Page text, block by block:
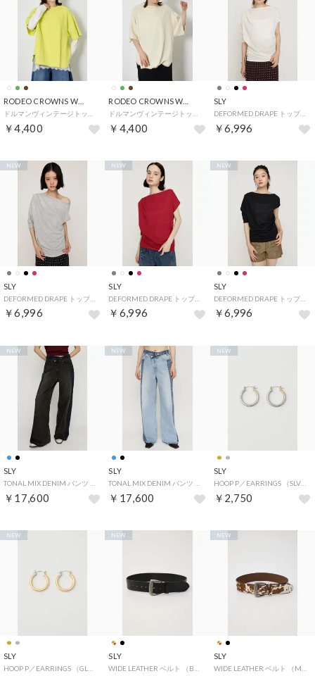
￥4,400 ￥4,400
SLY
DEFORMED DRAPE トップス （IVOY3）
￥6,996
SLY
￥6,996
NEW
SLY
￥6,996
NEW
SLY
DEFORMED DRAPE トップス （BLK）
￥6,996
NEW
SLY
￥17,600
NEW
SLY
￥17,600
NEW
SLY
HOOP P／EARRINGS （SLV）
￥2,750
NEW
SLY
NEW
SLY
NEW
SLY
NEW